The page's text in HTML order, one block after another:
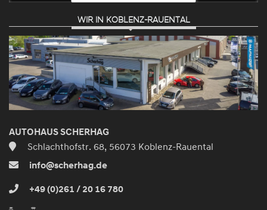
Zustimmen
und
aktivieren
WIR IN KOBLENZ-RAUENTAL
AUTOHAUS SCHERHAG
Schlachthofstr. 68, 56073 Koblenz-Rauental
info@scherhag.de
+49 (0)261 / 20 16 780